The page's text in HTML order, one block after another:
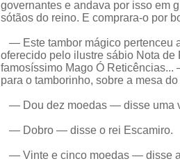
governantes e andava por isso em
sótãos do reino. E comprara-o por
— Este tambor mágico pertenceu
oferecido pelo ilustre sábio Nota
famosíssimo Mago Ó
para o tamborinho, sobre a mesa
— Dou dez moedas — disse uma
— Dobro — disse o rei Escamiro.
— Vinte e cinco moedas — disse